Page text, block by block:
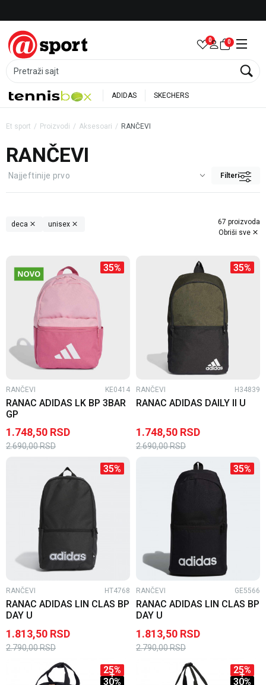
Pretraži sajt
0 0
ADIDAS SKECHERS
Et sport Proizvodi Aksesoari RANČEVI
RANČEVI
Filteri
deca unisex
67 proizvoda
Obriši sve
35%
RANČEVI KE0414
RANAC ADIDAS LK BP 3BAR
GP
1.748,50 RSD
2.690,00RSD
35%
RANČEVI H34839
RANAC ADIDAS DAILY II U
1.748,50 RSD
2.690,00RSD
35%
RANČEVI HT4768
RANAC ADIDAS LIN CLAS BP
DAY U
1.813,50 RSD
2.790,00RSD
35%
RANČEVI GE5566
RANAC ADIDAS LIN CLAS BP
DAY U
1.813,50 RSD
2.790,00RSD
25%
30%
25%
30%